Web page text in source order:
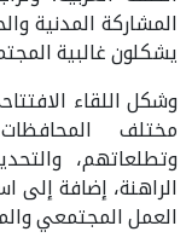
المشاركة المدنية
يشكلون غالبية
وشكل اللقاء
مختلف
وتطلعاتهم،
الراهنة، إضافة إلى
العمل المجتمعي